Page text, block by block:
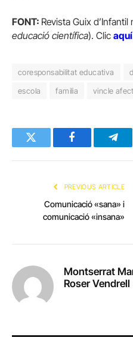
FONT: Revista Guix d’Infantil
educació científica). Clic aquí
coresponsabilitat educativa
escola
familia vincle
Twitter Facebook
PREVIOUS ARTICLE
Comunicació «sana» i
comunicació «insana»
Montserrat
Roser Vendrell